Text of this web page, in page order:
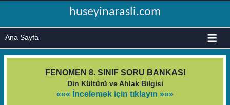
huseyinarasli.com
≡
FENOMEN 8. SINIF SORU BANKASI
Din Kültürü ve Ahlak Bilgisi
««« İncelemek için tıklayın »»»